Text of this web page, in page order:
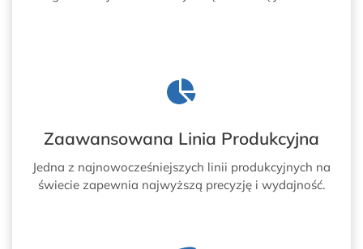
Zaawansowana Linia Produkcyjna
Jedna z najnowocześniejszych linii produkcyjnych na
świecie zapewnia najwyższą precyzję i wydajność.